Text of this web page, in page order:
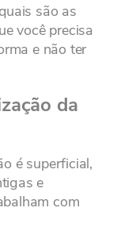
são as
você precisa
e não ter
da
é superficial,
e
com